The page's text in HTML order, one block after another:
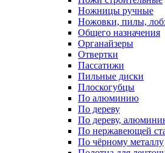
Ножницы ручные
Ножовки, пилы,
Общего назначения
Органайзеры
Отвертки
Пассатижи
Пильные диски
Плоскогубцы
По алюминию
По дереву
По дереву,
По нержавеющей
По чёрному металлу